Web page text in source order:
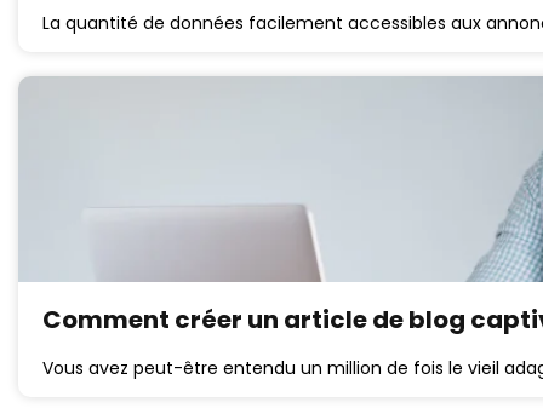
La quantité de données facilement accessibles aux
Comment créer un article de blog
Vous avez peut-être entendu un million de fois le vieil